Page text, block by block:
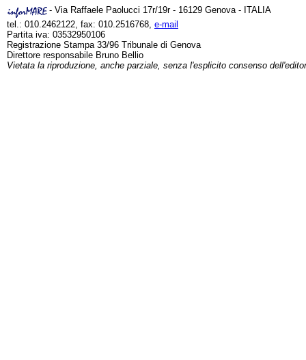
- Via Raffaele Paolucci 17r/19r - 16129 Genova - ITALIA
tel.: 010.2462122, fax: 010.2516768, e-mail
Partita iva: 03532950106
Registrazione Stampa 33/96 Tribunale di Genova
Direttore responsabile Bruno Bellio
Vietata la riproduzione, anche parziale, senza l'esplicito consenso